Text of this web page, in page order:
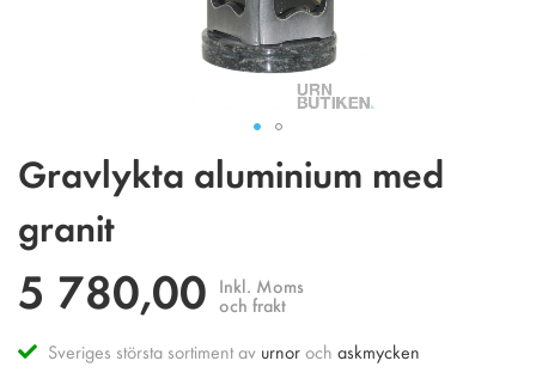
till
av
bildgalleriet
Gravlykta aluminium med
granit
5 780,00 Inkl. Moms
och frakt
Sveriges största sortiment av urnoroch askmycken